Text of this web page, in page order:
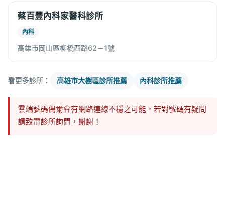
蔡百豐內科家醫科診所
內科
高雄市岡山區柳橋西路62－1號
看更多診所： 高雄市大樹區診所推薦 內科診所推薦
雲端號碼偶爾會有網路連線不穩之可能，若對號碼有疑問
請致電診所詢問，謝謝！